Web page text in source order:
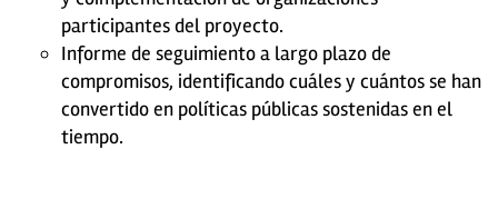
participantes del proyecto.
Informe de seguimiento a largo plazo de
compromisos, identificando cuáles y cuántos se han
convertido en políticas públicas sostenidas en el
tiempo.